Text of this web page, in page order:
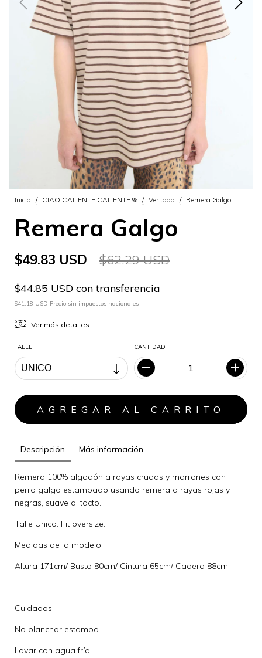
Inicio / CIAO CALIENTE CALIENTE % / Ver todo / Remera Galgo
Remera Galgo
$49.83 USD $62.29 USD
$44.85 USD con transferencia
$41.18 USD Precio sin impuestos nacionales
Ver más detalles
TALLE CANTIDAD
Descripción Más información
Remera 100% algodón a rayas crudas y marrones con
perro galgo estampado usando remera a rayas rojas y
negras, suave al tacto.
Talle Unico. Fit oversize.
Medidas de la modelo:
Altura 171cm/ Busto 80cm/ Cintura 65cm/ Cadera 88cm
Cuidados:
No planchar estampa
Lavar con agua fría